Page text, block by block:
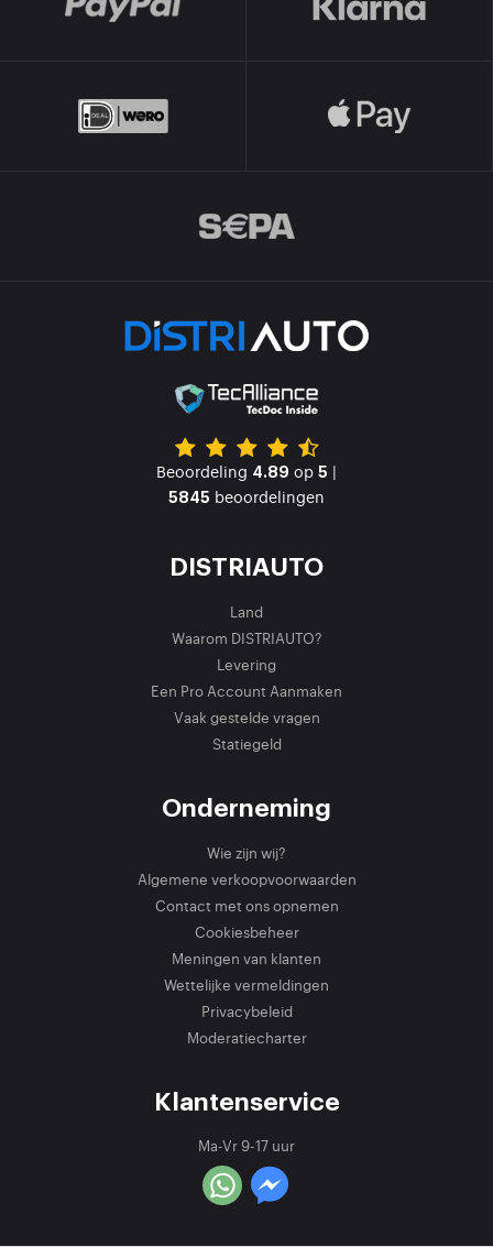
Beoordeling 4.89 op 5 |
5845 beoordelingen
DISTRIAUTO
Land
Waarom DISTRIAUTO?
Levering
Een Pro Account Aanmaken
Vaak gestelde vragen
Statiegeld
Onderneming
Wie zijn wij?
Algemene verkoopvoorwaarden
Contact met ons opnemen
Cookiesbeheer
Meningen van klanten
Wettelijke vermeldingen
Privacybeleid
Moderatiecharter
Klantenservice
Ma-Vr 9-17 uur